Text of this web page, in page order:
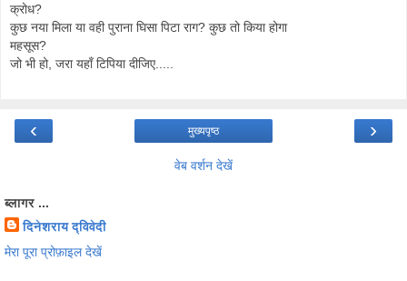
क्रोध?
कुछ नया मिला या वही पुराना घिसा पिटा राग? कुछ तो किया होगा
महसूस?
जो भी हो, जरा यहाँ टिपिया दीजिए.....
‹ ›
मुख्यपृष्ठ
वेब वर्शन देखें
ब्लागर ...
दिनेशराय द्विवेदी
मेरा पूरा प्रोफ़ाइल देखें